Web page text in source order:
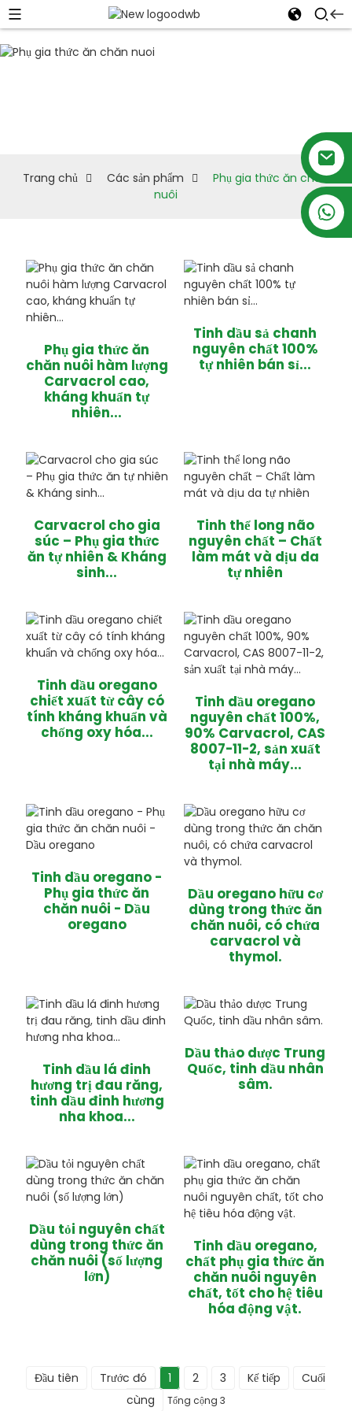
Phụ gia
nuôi
Trang chủ Các sản phẩm
Phụ gia thức ăn chăn
nuôi
Phụ gia thức ăn
chăn nuôi hàm lượng
Carvacrol cao,
kháng khuẩn tự
nhiên...
Tinh dầu sả chanh
nguyên chất 100%
tự nhiên bán sỉ...
Carvacrol cho gia
súc – Phụ gia thức
ăn tự nhiên & Kháng
sinh...
Tinh thể long não
nguyên chất – Chất
làm mát và dịu da
tự nhiên
Tinh dầu oregano
chiết xuất từ ​​cây có
tính kháng khuẩn và
chống oxy hóa...
Tinh dầu oregano
nguyên chất 100%,
90% Carvacrol, CAS
8007-11-2, sản xuất
tại nhà máy...
Tinh dầu oregano -
Phụ gia thức ăn
chăn nuôi - Dầu
oregano
Dầu oregano hữu cơ
dùng trong thức ăn
chăn nuôi, có chứa
carvacrol và
thymol.
Tinh dầu lá đinh
hương trị đau răng,
tinh dầu đinh hương
nha khoa...
Dầu thảo dược Trung
Quốc, tinh dầu nhân
sâm.
Dầu tỏi nguyên chất
dùng trong thức ăn
chăn nuôi (số lượng
lớn)
Tinh dầu oregano,
chất phụ gia thức ăn
chăn nuôi nguyên
chất, tốt cho hệ tiêu
hóa động vật.
Đầu tiên Trước đó 1 2 3 Kế tiếp
Cuối
cùng
Tổng cộng 3